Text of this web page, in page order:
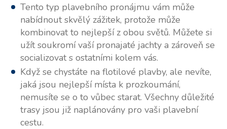
Tento typ plavebního pronájmu vám může
nabídnout skvělý zážitek, protože může
kombinovat to nejlepší z obou světů. Můžete si
užít soukromí vaší pronajaté jachty a zároveň se
socializovat s ostatními kolem vás.
Když se chystáte na flotilové plavby, ale nevíte,
jaká jsou nejlepší místa k prozkoumání,
nemusíte se o to vůbec starat. Všechny důležité
trasy jsou již naplánovány pro vaši plavební
cestu.